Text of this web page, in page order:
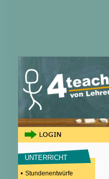
UNTERRICHT
• Stundenentwürfe